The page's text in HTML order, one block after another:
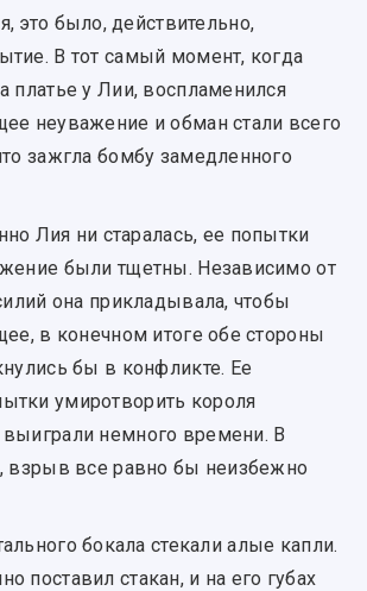
это было, действительно,
В тот самый момент, когда
платье у Лии, воспламенился
неуважение и обман стали всего
зажгла бомбу замедленного
Лия ни старалась, ее попытки
были тщетны. Независимо от
она прикладывала, чтобы
в конечном итоге обе стороны
бы в конфликте. Ее
умиротворить короля
немного времени. В
взрыв все равно бы неизбежно
бокала стекали алые капли.
поставил стакан, и на его губах